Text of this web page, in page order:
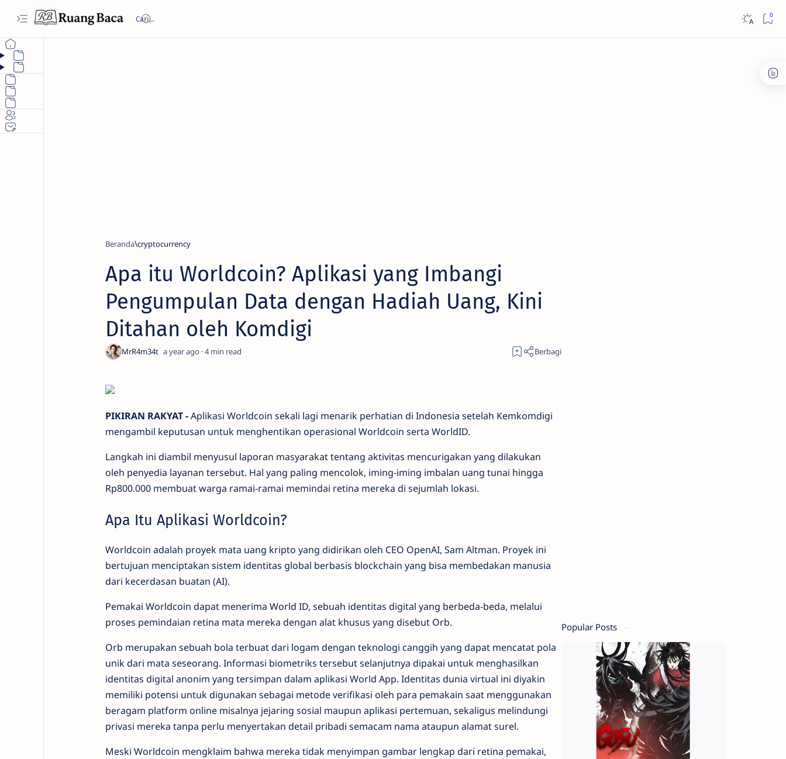
Beranda cryptocurrency
Apa itu Worldcoin? Aplikasi yang Imbangi
Pengumpulan Data dengan Hadiah Uang, Kini
Ditahan oleh Komdigi
a year ago 4
PIKIRAN RAKYAT -Aplikasi Worldcoin sekali lagi menarik perhatian di Indonesia setelah Kemkomdigi
mengambil keputusan untuk menghentikan operasional Worldcoin serta WorldID.
Langkah ini diambil menyusul laporan masyarakat tentang aktivitas mencurigakan yang dilakukan
oleh penyedia layanan tersebut. Hal yang paling mencolok, iming-iming imbalan uang tunai hingga
Rp800.000 membuat warga ramai-ramai memindai retina mereka di sejumlah lokasi.
Apa Itu Aplikasi Worldcoin?
Worldcoin adalah proyek mata uang kripto yang didirikan oleh CEO OpenAI, Sam Altman. Proyek ini
bertujuan menciptakan sistem identitas global berbasis blockchain yang bisa membedakan manusia
dari kecerdasan buatan (AI).
Pemakai Worldcoin dapat menerima World ID, sebuah identitas digital yang berbeda-beda, melalui
proses pemindaian retina mata mereka dengan alat khusus yang disebut Orb.
Orb merupakan sebuah bola terbuat dari logam dengan teknologi canggih yang dapat mencatat pola
unik dari mata seseorang. Informasi biometriks tersebut selanjutnya dipakai untuk menghasilkan
identitas digital anonim yang tersimpan dalam aplikasi World App. Identitas dunia virtual ini diyakin
memiliki potensi untuk digunakan sebagai metode verifikasi oleh para pemakain saat menggunakan
beragam platform online misalnya jejaring sosial maupun aplikasi pertemuan, sekaligus melindungi
privasi mereka tanpa perlu menyertakan detail pribadi semacam nama ataupun alamat surel.
Meski Worldcoin mengklaim bahwa mereka tidak menyimpan gambar lengkap dari retina pemakai,
Popular Posts